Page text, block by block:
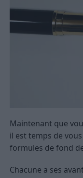
Maintenant que
il est temps de
formules de fond
Chacune a ses